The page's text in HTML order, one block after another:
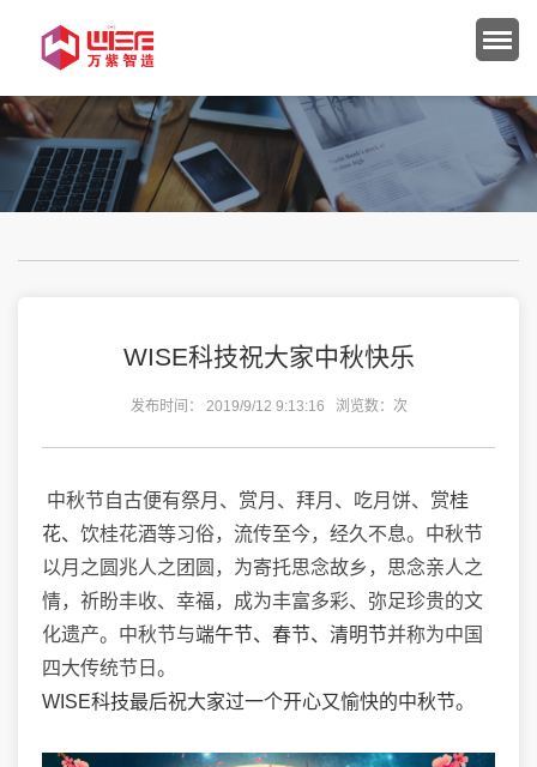
WISE科技祝大家中秋快乐
发布时间： 2019/9/12 9:13:16 浏览数： 次
中秋节自古便有祭月、赏月、拜月、吃月饼、赏桂
花、 饮桂花酒等习俗，流传至今，经久不息。中秋节
以月之圆兆人之团圆，为寄托思念故乡，思念亲人之
情，祈盼丰收、幸福，成为丰富多彩、弥足珍贵的文
化遗产。中秋节与端午节、春节、清明节并称为中国
四大传统节日。
WISE科技最后祝大家过一个开心又愉快的中秋节。